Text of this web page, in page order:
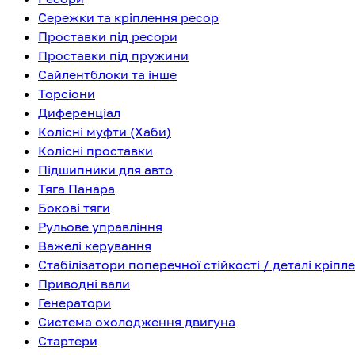
Сережки та кріплення ресор
Проставки під ресори
Проставки під пружини
Сайлентблоки та інше
Торсіони
Диференціал
Колісні муфти (Хаби)
Колісні проставки
Підшипники для авто
Тяга Панара
Бокові тяги
Рульове управління
Важелі керування
Стабілізатори поперечної стійкості / деталі
Приводні вали
Генератори
Система охолодження двигуна
Стартери